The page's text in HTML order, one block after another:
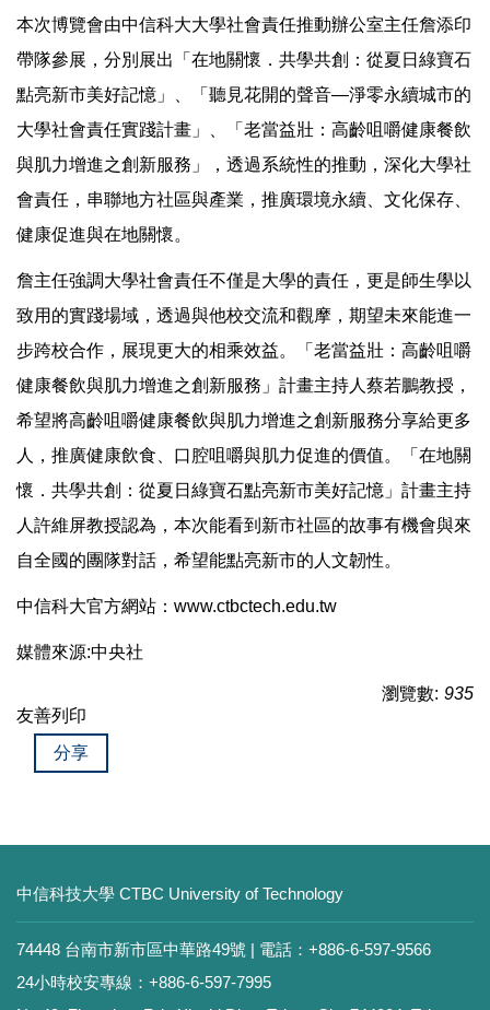
本次博覽會由中信科大大學社會責任推動辦公室主任詹添印
帶隊參展，分別展出「在地關懷．共學共創：從夏日綠寶石
點亮新市美好記憶」、「聽見花開的聲音—淨零永續城市的
大學社會責任實踐計畫」、「老當益壯：高齡咀嚼健康餐飲
與肌力增進之創新服務」，透過系統性的推動，深化大學社
會責任，串聯地方社區與產業，推廣環境永續、文化保存、
健康促進與在地關懷。
詹主任強調大學社會責任不僅是大學的責任，更是師生學以
致用的實踐場域，透過與他校交流和觀摩，期望未來能進一
步跨校合作，展現更大的相乘效益。「老當益壯：高齡咀嚼
健康餐飲與肌力增進之創新服務」計畫主持人蔡若鵬教授，
希望將高齡咀嚼健康餐飲與肌力增進之創新服務分享給更多
人，推廣健康飲食、口腔咀嚼與肌力促進的價值。「在地關
懷．共學共創：從夏日綠寶石點亮新市美好記憶」計畫主持
人許維屏教授認為，本次能看到新市社區的故事有機會與來
自全國的團隊對話，希望能點亮新市的人文韌性。
中信科大官方網站：www.ctbctech.edu.tw
媒體來源:中央社
瀏覽數: 935
友善列印
分享
中信科技大學 CTBC University of Technology
74448 台南市新市區中華路49號 | 電話：+886-6-597-9566
24小時校安專線：+886-6-597-7995